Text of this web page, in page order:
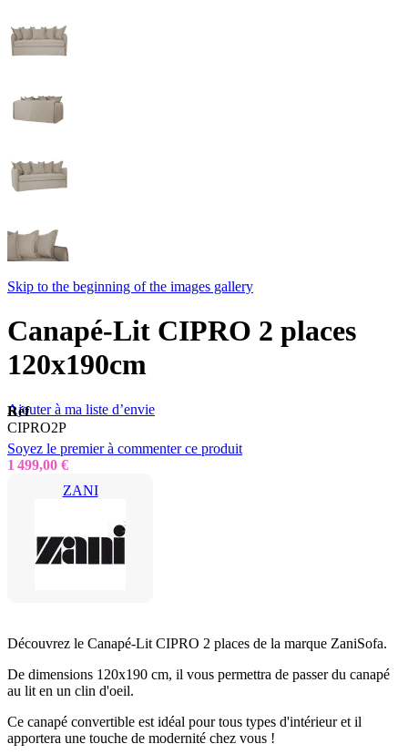
Skip to the beginning of the images gallery
Canapé-Lit CIPRO 2 places
120x190cm
Ajouter à ma liste d’envie
Réf
CIPRO2P
Soyez le premier à commenter ce produit
1 499,00 €
ZANI
Découvrez le Canapé-Lit CIPRO 2 places de la marque ZaniSofa.
De dimensions 120x190 cm, il vous permettra de passer du canapé
au lit en un clin d'oeil.
Ce canapé convertible est idéal pour tous types d'intérieur et il
apportera une touche de modernité chez vous !